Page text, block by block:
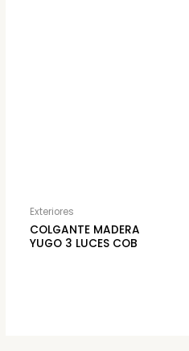
Exteriores
COLGANTE MADERA
YUGO 3 LUCES COB